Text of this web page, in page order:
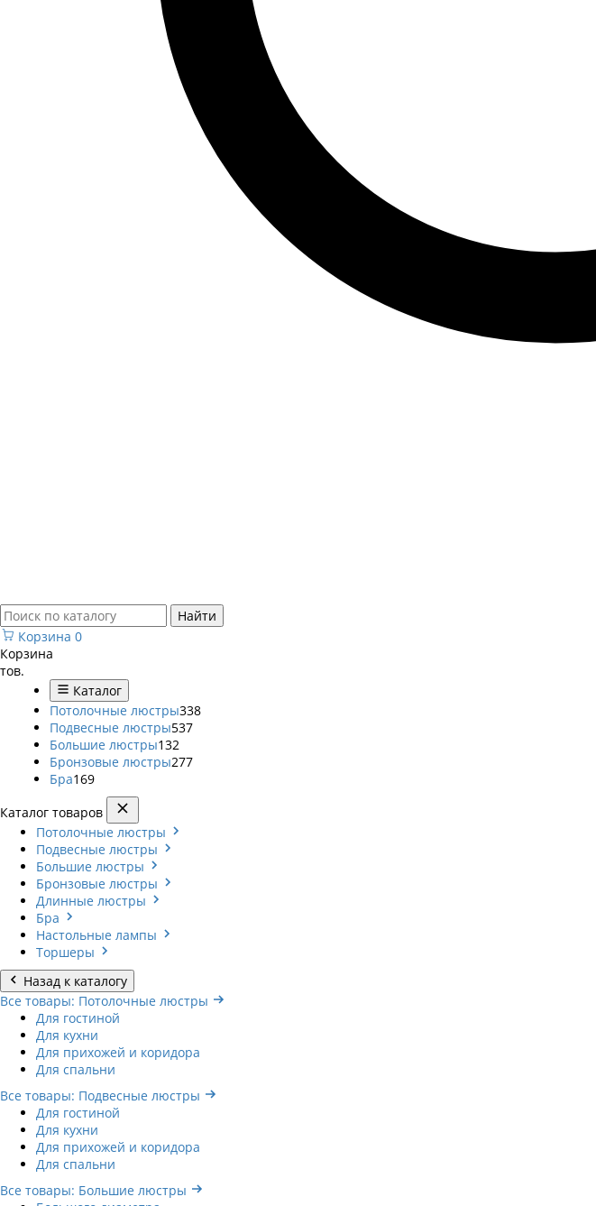
Найти
Корзина 0
Корзина
тов.
Каталог
Потолочные люстры338
Подвесные люстры537
Большие люстры132
Бронзовые люстры277
Бра169
Каталог товаров
Потолочные люстры
Подвесные люстры
Большие люстры
Бронзовые люстры
Длинные люстры
Бра
Настольные лампы
Торшеры
Назад к каталогу
Все товары: Потолочные люстры
Для гостиной
Для кухни
Для прихожей и коридора
Для спальни
Все товары: Подвесные люстры
Для гостиной
Для кухни
Для прихожей и коридора
Для спальни
Все товары: Большие люстры